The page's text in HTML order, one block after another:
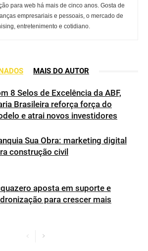
para web há mais de cinco anos. Gosta de
empresariais e pessoais, o mercado de
entretenimento e cotidiano.
MAIS DO AUTOR
8 Selos de Excelência da ABF,
Brasileira reforça força do
e atrai novos investidores
Sua Obra: marketing digital
construção civil
aposta em suporte e
para crescer mais